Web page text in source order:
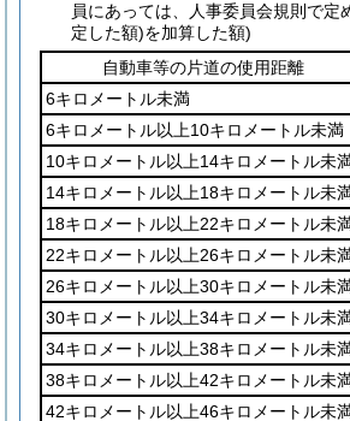
員にあっては、人事委員会規則で定
定した額)を加算した額)
自動車等の片道の使用距離
6キロメートル未満
6キロメートル以上10キロメートル未満
10キロメートル以上14キロメートル未
14キロメートル以上18キロメートル未
18キロメートル以上22キロメートル未
22キロメートル以上26キロメートル未
26キロメートル以上30キロメートル未
30キロメートル以上34キロメートル未
34キロメートル以上38キロメートル未
38キロメートル以上42キロメートル未
42キロメートル以上46キロメートル未